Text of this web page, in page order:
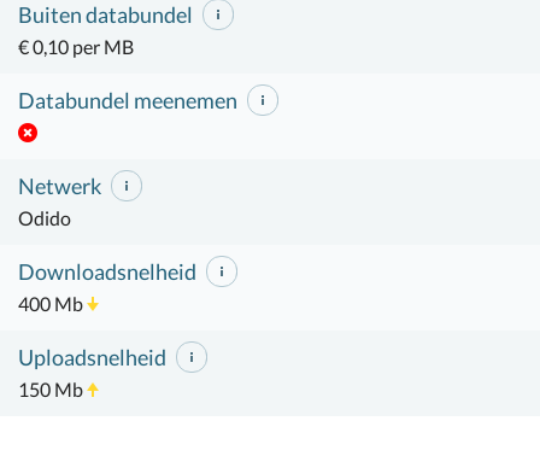
Buiten databundel
€ 0,10 per MB
Databundel meenemen
Netwerk
Odido
Downloadsnelheid
400 Mb
Uploadsnelheid
150 Mb